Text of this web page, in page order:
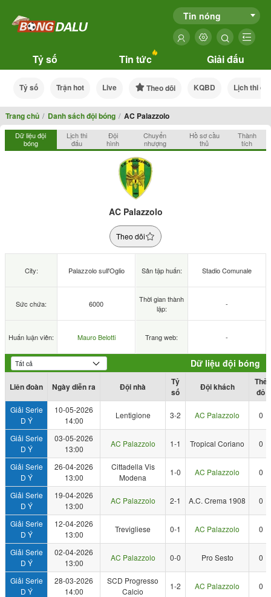
Tin nóng
Tỷ số Tin tức Giải đấu
Tỷ số Trận hot Live Theo dõi KQBD Lịch thi
Trang chủ Danh sách đội bóng AC Palazzolo
Dữ liệu đội
bóng
Lịch thi
đấu
Đội
hình
Chuyển
nhượng
Hồ sơ cầu
thủ
Thành
tích
AC Palazzolo
Theo dõi
City: Palazzolo sull'Oglio Sân tập huấn: Stadio Comunale
Sức chứa: 6000
Thời gian thành
lập:
-
Huấn luận viên: Mauro Belotti Trang web: -
Dữ liệu đội bóng
Liên đoàn Ngày diễn ra Đội nhà
Tỷ
số
Đội khách
Thẻ
đỏ
Giải Serie
D Ý
10-05-2026
14:00
Lentigione 3-2 AC Palazzolo 0
Giải Serie
D Ý
03-05-2026
13:00
AC Palazzolo 1-1 Tropical Coriano 0
Giải Serie
D Ý
26-04-2026
13:00
Cittadella Vis
Modena
1-0 AC Palazzolo 0
Giải Serie
D Ý
19-04-2026
13:00
AC Palazzolo 2-1 A.C. Crema 1908 0
Giải Serie
D Ý
12-04-2026
13:00
Trevigliese 0-1 AC Palazzolo 0
Giải Serie
D Ý
02-04-2026
13:00
AC Palazzolo 0-0 Pro Sesto 0
Giải Serie
D Ý
28-03-2026
14:00
SCD Progresso
Calcio
1-2 AC Palazzolo 0